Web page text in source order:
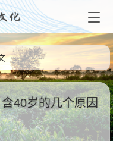
40岁的几个原因